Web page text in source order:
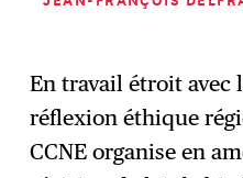
En travail étroit avec
réflexion éthique
CCNE organise en